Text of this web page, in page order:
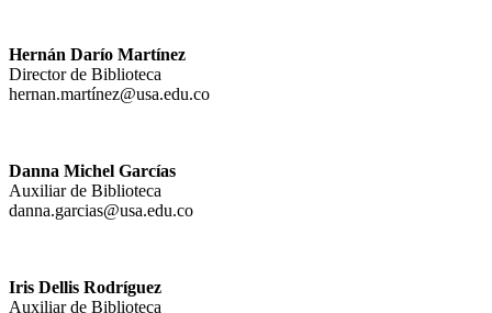
Hernán Darío Martínez
Director de Biblioteca
hernan.martínez@usa.edu.co
Danna Michel Garcías
Auxiliar de Biblioteca
danna.garcias@usa.edu.co
Iris Dellis Rodríguez
Auxiliar de Biblioteca